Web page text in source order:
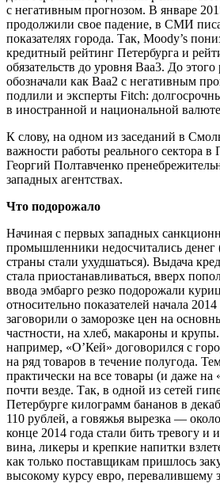
с негативным прогнозом. В январе
продолжили свое падение, в СМИ
показателях города. Так, Moody’s
кредитный рейтинг Петербурга и
обязательств до уровня Baa3. До этого
обозначали как Baa2 с негативным
подлили и эксперты Fitch:
в иностранной и национальной
К слову, на одном из заседаний в
важности работы реального сектора в
Георгий Полтавченко
западных агентствах.
Что подорожало
Начиная с первых западных
промышленники недосчитались денег
страны стали ухудшаться). Выдача
стала приостанавливаться, вверх
ввода эмбарго резко подорожали
относительно показателей начала
заговорили о заморозке цен на
частности, на хлеб, макароны и
например, «О’Кей» договорился с
на ряд товаров в течение полугода.
практически на все товары (и даже на
почти везде. Так, в одной из сетей
Петербурге килограмм бананов в
110 рублей, а говяжья вырезка —
конце 2014 года стали бить тревогу и
вина, ликеры и крепкие напитки
как только поставщикам пришлось
высокому курсу евро, перевалившему